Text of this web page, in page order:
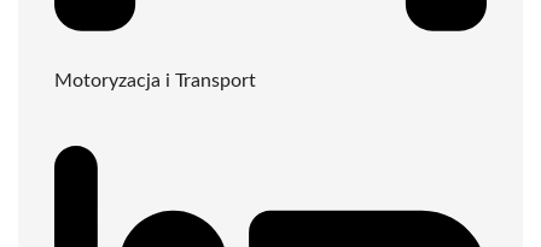
Motoryzacja i Transport